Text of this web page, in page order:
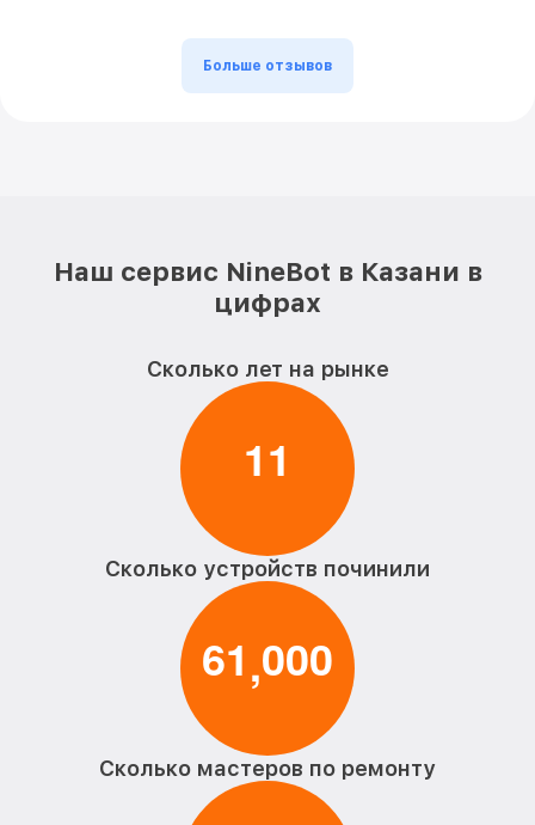
Больше отзывов
Наш сервис NineBot в Казани в
цифрах
Сколько лет на рынке
11
Сколько устройств починили
61,000
Сколько мастеров по ремонту